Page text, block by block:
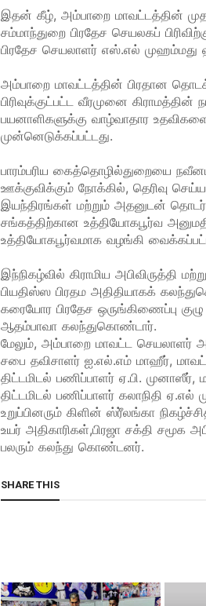
இதன் கீழ், அம்பாறை மாவட்டத்தின்
சம்மாந்துறை பிரதேச செயலகப்
பிரதேச செயலாளர் எஸ்.எல் முஹம்மது
அம்பாறை மாவட்டத்தின் பிரதான
பிரிவுக்குட்பட்ட வீரமுனை
பயனாளிகளுக்கு வாழ்வாதார
முன்னெடுக்கப்பட்டது.
பாரம்பரிய கைத்தொழில்துறையை
ஊக்குவிக்கும் நோக்கில், தெரிவு
இயந்திரங்கள் மற்றும் அதனுடன்
சங்கத்திற்கான உத்தியோகபூர்வ
உத்தியோகபூர்வமாக வழங்கி
இந்நிகழ்வில் கிராமிய அபிவிருத்தி
பியதிஸ்ஸ பிரதம அதிதியாகக்
கரையோர பிரதேச ஒருங்கிணைப்பு
ஆதம்பாவா கலந்துகொண்டார்.
​மேலும், அம்பாறை மாவட்ட செயலாளர்
சபை தவிசாளர் ஐ.எல்.எம் மாஹீர்,
திட்டமிடல் பணிப்பாளர் ஏ.பி.
திட்டமிடல் பணிப்பாளர் கலாநிதி
உறுப்பினரும் கிளின் ஸ்ரீ்லங்கா
உயர் அதிகாரிகள்,பிரஜா சக்தி சமூக
பலரும் கலந்து கொண்டனர்.
SHARE THIS